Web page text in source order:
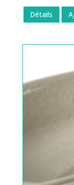
Détails